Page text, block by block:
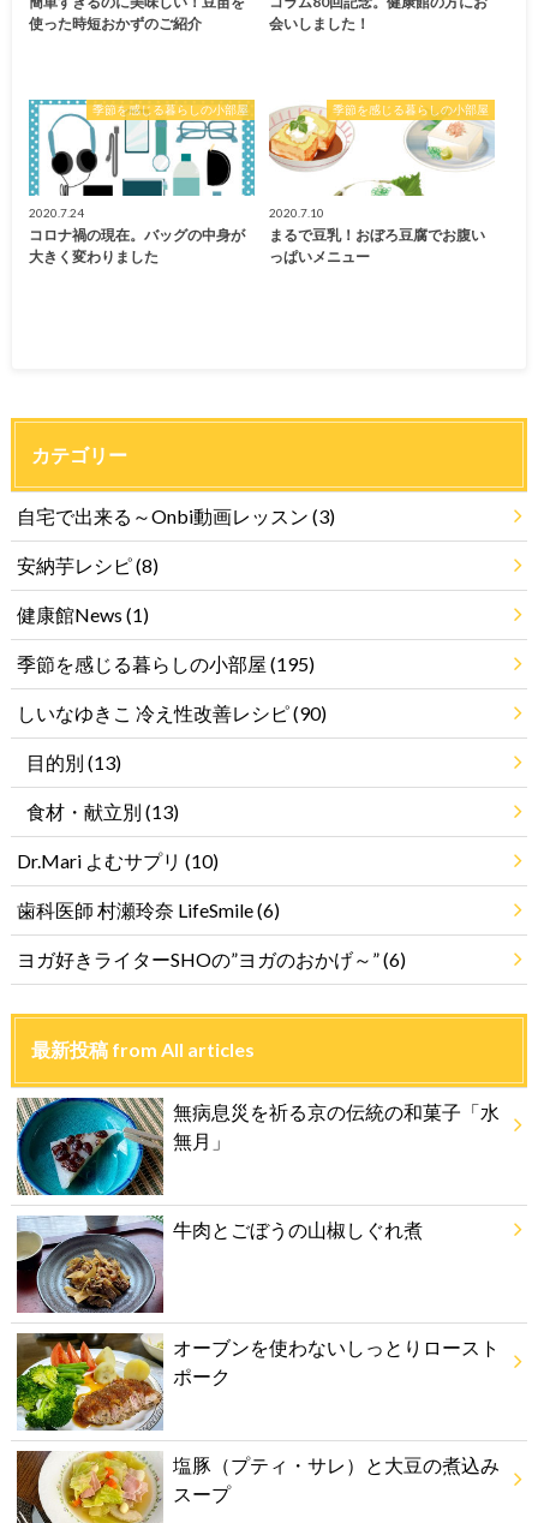
使った時短おかずのご紹介
会いしました！
季節を感じる暮らしの小部屋
2020.7.24
コロナ禍の現在。バッグの中身が
大きく変わりました
季節を感じる暮らしの小部屋
2020.7.10
まるで豆乳！おぼろ豆腐でお腹い
っぱいメニュー
カテゴリー
自宅で出来る～Onbi動画レッスン (3)
安納芋レシピ(8)
健康館News (1)
季節を感じる暮らしの小部屋 (195)
しいなゆきこ 冷え性改善レシピ(90)
目的別 (13)
食材・献立別 (13)
Dr.Mari よむサプリ (10)
歯科医師 村瀬玲奈 LifeSmile(6)
ヨガ好きライターSHOの”ヨガのおかげ～”(6)
最新投稿 from All articles
無病息災を祈る京の伝統の和菓子「水
無月」
牛肉とごぼうの山椒しぐれ煮
オーブンを使わないしっとりロースト
ポーク
塩豚（プティ・サレ）と大豆の煮込み
スープ